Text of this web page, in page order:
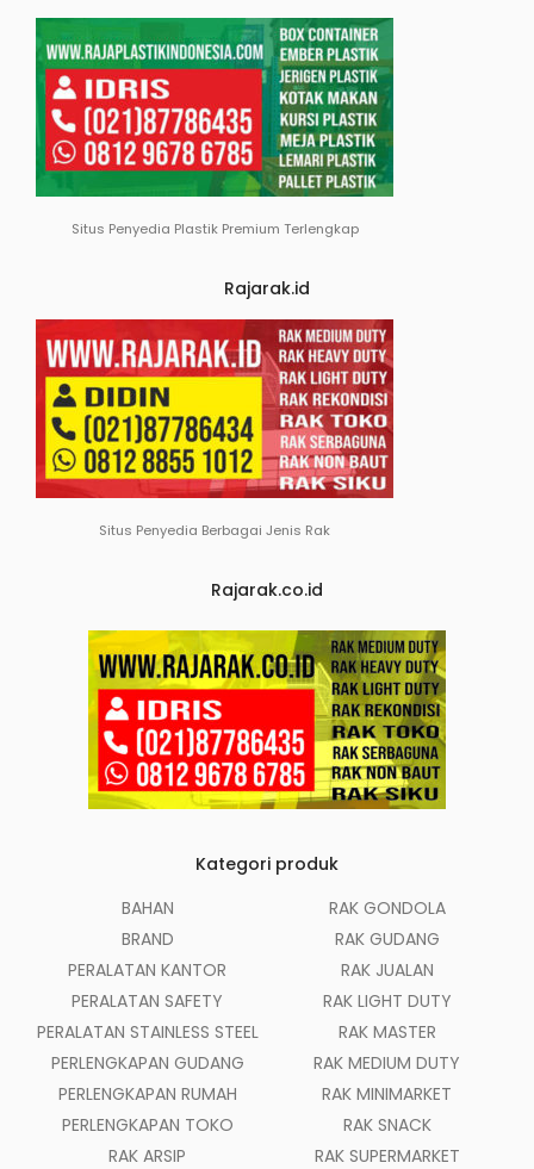
Situs Penyedia Plastik Premium Terlengkap
Rajarak.id
Situs Penyedia Berbagai Jenis Rak
Rajarak.co.id
Kategori produk
BAHAN
BRAND
PERALATAN KANTOR
PERALATAN SAFETY
PERALATAN STAINLESS STEEL
PERLENGKAPAN GUDANG
PERLENGKAPAN RUMAH
PERLENGKAPAN TOKO
RAK ARSIP
RAK GONDOLA
RAK GUDANG
RAK JUALAN
RAK LIGHT DUTY
RAK MASTER
RAK MEDIUM DUTY
RAK MINIMARKET
RAK SNACK
RAK SUPERMARKET